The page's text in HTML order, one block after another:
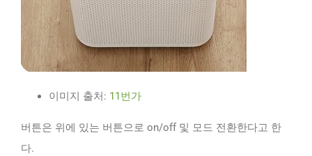
이미지 출처: 11번가
버튼은 위에 있는 버튼으로 on/off 및 모드 전환한다고 한
다.